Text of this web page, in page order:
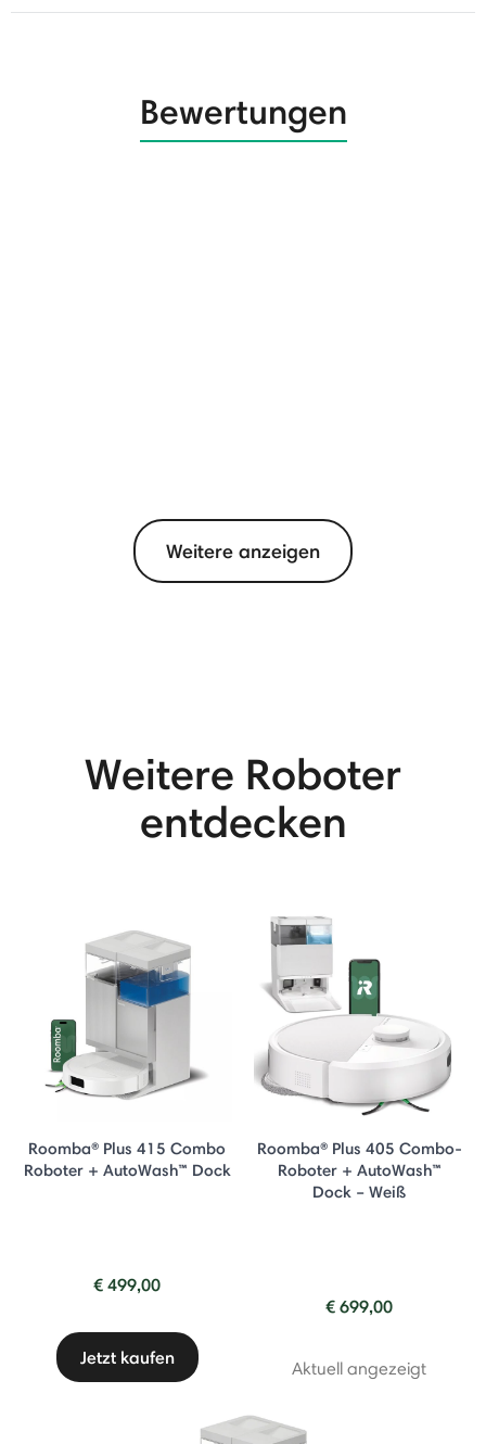
Bewertungen
Weitere anzeigen
Weitere Roboter
entdecken
Roomba® Plus 415 Combo
Roboter + AutoWash™ Dock
€ 499,00
Jetzt kaufen
Roomba® Plus 405 Combo-
Roboter + AutoWash™
Dock – Weiß
€ 699,00
Aktuell angezeigt